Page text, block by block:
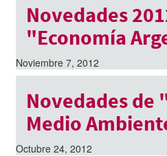
Novedades
"Economía
Noviembre 7, 2012
Novedades de
Medio
Octubre 24, 2012